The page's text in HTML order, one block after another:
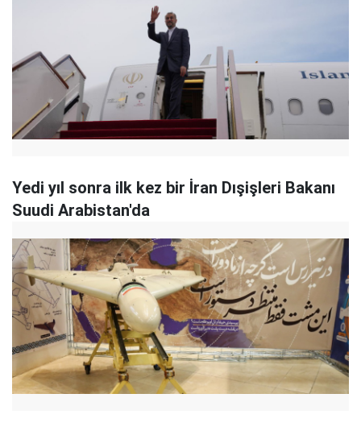
Yedi yıl sonra ilk kez bir İran Dışişleri Bakanı
Suudi Arabistan'da